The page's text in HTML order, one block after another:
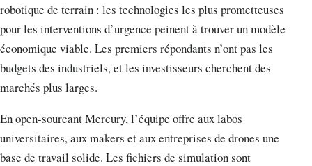
robotique de terrain : les technologies les plus prometteuses
pour les interventions d’urgence peinent à trouver un modèle
économique viable. Les premiers répondants n’ont pas les
budgets des industriels, et les investisseurs cherchent des
marchés plus larges.
En open-sourcant Mercury, l’équipe offre aux labos
universitaires, aux makers et aux entreprises de drones une
base de travail solide. Les fichiers de simulation sont